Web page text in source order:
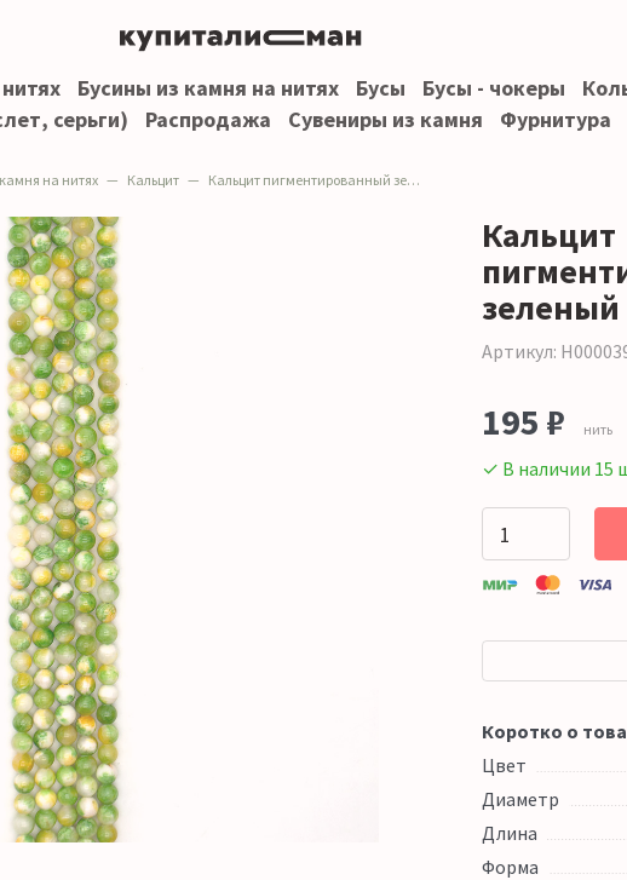
Бусины из камня на нитях Бусы Бусы - чокеры
серьги)
Распродажа Сувениры из камня Фурнитура
на нитях Кальцит Кальцит пигментированный зеленый с желтым 8 мм
Кальцит
Артикул:
195 ₽ нить
✓ В наличии 15
Коротко о
Цвет
Диаметр
Длина
Форма